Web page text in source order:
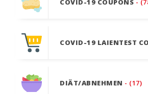
COVID-19 COUPONS -
COVID-19 LAIENTEST
DIÄT/ABNEHMEN - (17)